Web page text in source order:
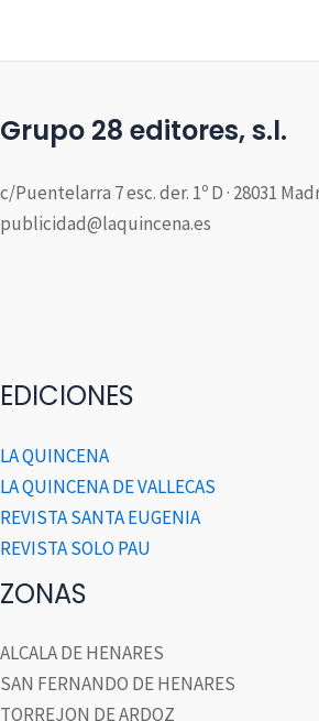
Grupo 28 editores, s.l.
c/Puentelarra 7 esc. der. 1º D · 28031
publicidad@laquincena.es
EDICIONES
LA QUINCENA
LA QUINCENA DE VALLECAS
REVISTA SANTA EUGENIA
REVISTA SOLO PAU
ZONAS
ALCALA DE HENARES
SAN FERNANDO DE HENARES
TORREJON DE ARDOZ